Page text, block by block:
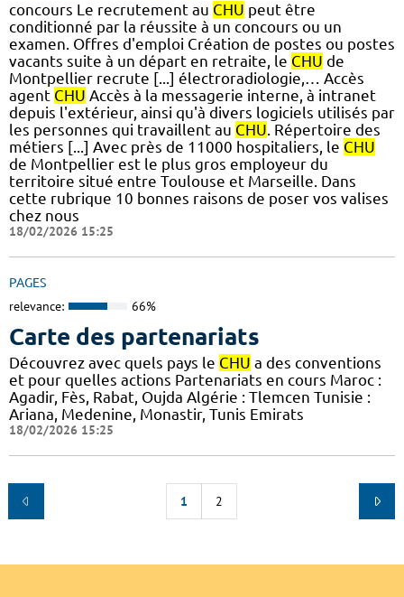
concours Le recrutement au CHU peut être
conditionné par la réussite à un concours ou un
examen. Offres d'emploi Création de postes ou postes
vacants suite à un départ en retraite, le CHU de
Montpellier recrute [...] électroradiologie,… Accès
agent CHU Accès à la messagerie interne, à intranet
depuis l'extérieur, ainsi qu'à divers logiciels utilisés par
les personnes qui travaillent au CHU. Répertoire des
métiers [...] Avec près de 11000 hospitaliers, le CHU
de Montpellier est le plus gros employeur du
territoire situé entre Toulouse et Marseille. Dans
cette rubrique 10 bonnes raisons de poser vos valises
chez nous
18/02/2026 15:25
PAGES
relevance: 66%
Carte des partenariats
Découvrez avec quels pays le CHU a des conventions
et pour quelles actions Partenariats en cours Maroc :
Agadir, Fès, Rabat, Oujda Algérie : Tlemcen Tunisie :
Ariana, Medenine, Monastir, Tunis Emirats
18/02/2026 15:25
1 2